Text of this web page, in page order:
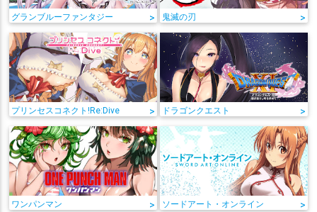
グランブルーファンタジー > 鬼滅の刃 >
プリンセスコネクト!Re:Dive > ドラゴンクエスト >
ワンパンマン > ソードアート・オンライン >